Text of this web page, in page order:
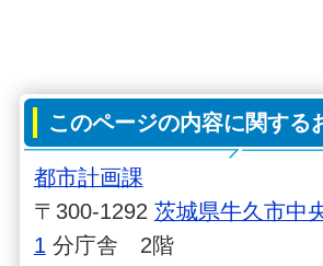
このページの内容に関する
都市計画課
〒300-1292 茨城県牛久市中
1分庁舎 2階